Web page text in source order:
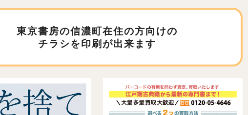
東京書房の信濃町在住の方向けの
チラシを印刷が出来ます